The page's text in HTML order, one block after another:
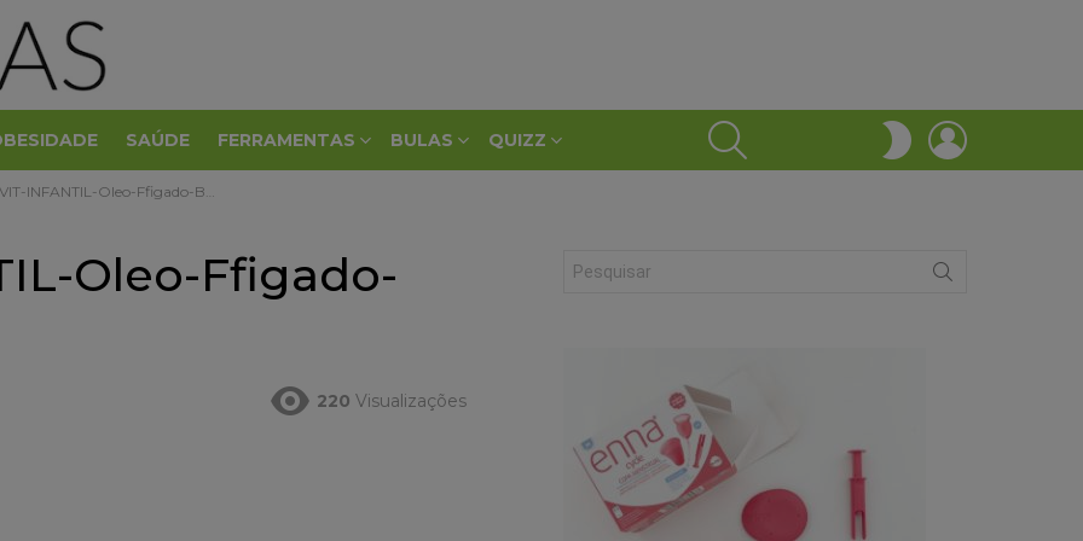
SAÚDE FERRAMENTAS BULAS QUIZZ
SWITCH
SKIN
INFANTIL-Oleo-Ffigado-Bacalhau
Oleo-Ffigado-
220 Visualizações
for: